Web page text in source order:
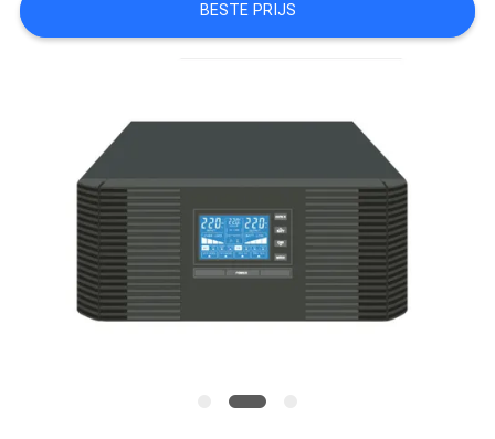
SITEMAP
BESTE PRIJS